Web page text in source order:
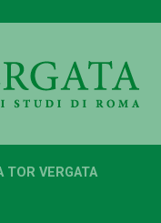
TOR VERGATA